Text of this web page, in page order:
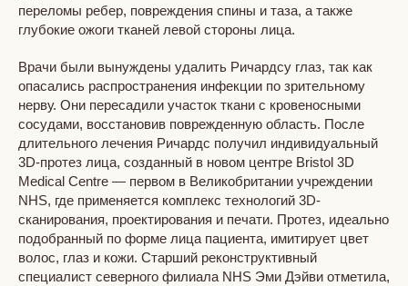
переломы ребер, повреждения спины и таза, а также
глубокие ожоги тканей левой стороны лица.
Врачи были вынуждены удалить Ричардсу глаз, так как
опасались распространения инфекции по зрительному
нерву. Они пересадили участок ткани с кровеносными
сосудами, восстановив поврежденную область. После
длительного лечения Ричардс получил индивидуальный
3D-протез лица, созданный в новом центре Bristol 3D
Medical Centre — первом в Великобритании учреждении
NHS, где применяется комплекс технологий 3D-
сканирования, проектирования и печати. Протез, идеально
подобранный по форме лица пациента, имитирует цвет
волос, глаз и кожи. Старший реконструктивный
специалист северного филиала NHS Эми Дэйви отметила,